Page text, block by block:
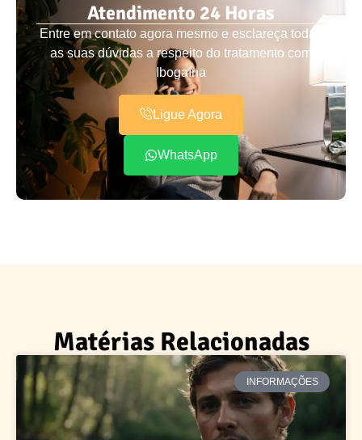
Atendimento 24 Horas
Entre em contato agora mesmo e esclareça todas
as suas dúvidas a respeito do tratamento com
Ibogaína
Ligue Agora
WhatsApp
Matérias Relacionadas
INFORMAÇÕES